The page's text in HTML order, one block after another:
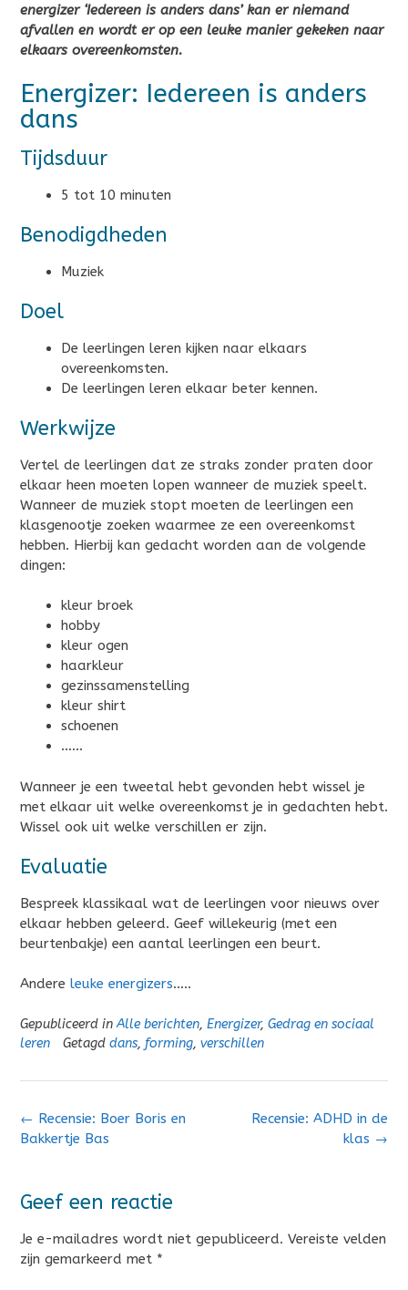
energizer ‘Iedereen is anders dans’ kan er niemand
afvallen en wordt er op een leuke manier gekeken naar
elkaars overeenkomsten.
Energizer: Iedereen is anders
dans
Tijdsduur
5 tot 10 minuten
Benodigdheden
Muziek
Doel
De leerlingen leren kijken naar elkaars
overeenkomsten.
De leerlingen leren elkaar beter kennen.
Werkwijze
Vertel de leerlingen dat ze straks zonder praten door
elkaar heen moeten lopen wanneer de muziek speelt.
Wanneer de muziek stopt moeten de leerlingen een
klasgenootje zoeken waarmee ze een overeenkomst
hebben. Hierbij kan gedacht worden aan de volgende
dingen:
kleur broek
hobby
kleur ogen
haarkleur
gezinssamenstelling
kleur shirt
schoenen
……
Wanneer je een tweetal hebt gevonden hebt wissel je
met elkaar uit welke overeenkomst je in gedachten hebt.
Wissel ook uit welke verschillen er zijn.
Evaluatie
Bespreek klassikaal wat de leerlingen voor nieuws over
elkaar hebben geleerd. Geef willekeurig (met een
beurtenbakje) een aantal leerlingen een beurt.
Andere leuke energizers…..
Gepubliceerd inAlle berichten, Energizer, Gedrag en sociaal
leren
Getagd dans, forming, verschillen
Bericht
navigatie
Recensie: ADHD in de
klas →
← Recensie: Boer Boris en
Bakkertje Bas
Geef een reactie
Je e-mailadres wordt niet gepubliceerd. Vereiste velden
zijn gemarkeerd met *